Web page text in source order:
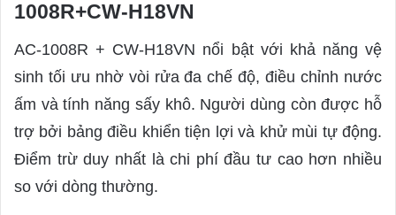
1008R+CW-H18VN
AC-1008R + CW-H18VN nổi bật với khả năng vệ
sinh tối ưu nhờ vòi rửa đa chế độ, điều chỉnh nước
ấm và tính năng sấy khô. Người dùng còn được hỗ
trợ bởi bảng điều khiển tiện lợi và khử mùi tự động.
Điểm trừ duy nhất là chi phí đầu tư cao hơn nhiều
so với dòng thường.